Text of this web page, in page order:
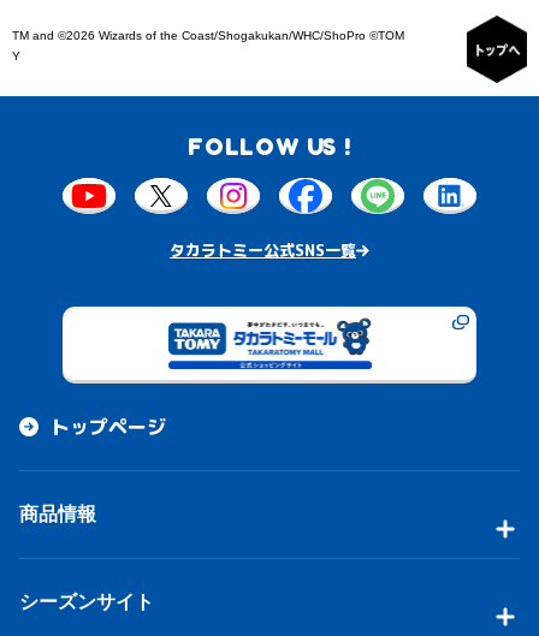
TM and ©2026 Wizards of the Coast/Shogakukan/WHC/ShoPro ©TOM
Y
FOLLOW US !
タカラトミー公式SNS一覧
トップページ
商品情報
シーズンサイト